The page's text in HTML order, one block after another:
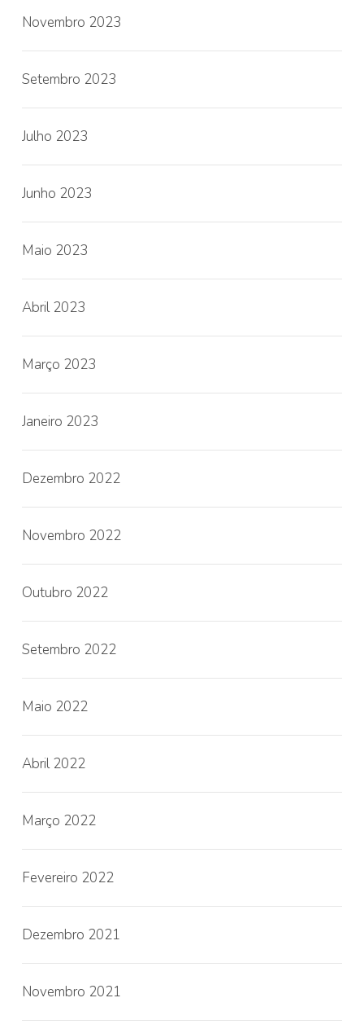
Novembro 2023
Setembro 2023
Julho 2023
Junho 2023
Maio 2023
Abril 2023
Março 2023
Janeiro 2023
Dezembro 2022
Novembro 2022
Outubro 2022
Setembro 2022
Maio 2022
Abril 2022
Março 2022
Fevereiro 2022
Dezembro 2021
Novembro 2021